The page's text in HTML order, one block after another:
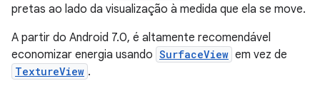
pretas ao lado da visualização à medida que ela se move.
A partir do Android 7.0, é altamente recomendável
economizar energia usando SurfaceView em vez de
TextureView .